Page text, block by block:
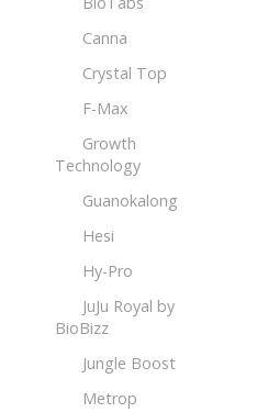
Canna
Crystal Top
F-Max
Growth
Technology
Guanokalong
Hesi
Hy-Pro
JuJu Royal by
BioBizz
Jungle Boost
Metrop